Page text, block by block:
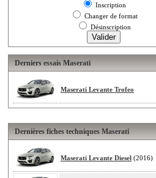
Inscription
Changer de format
Désinscription
Derniers essais Maserati
Maserati Levante Trofeo
Dernières fiches techniques Maserati
Maserati Levante Diesel (2016)